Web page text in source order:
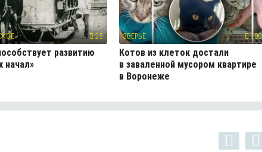
25
развитию
начал»
ЗВЕРЬЁ 100
Котов из клеток достали
в заваленной мусором квартире
в Воронеже